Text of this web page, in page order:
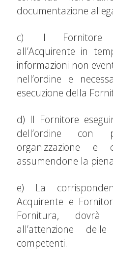
documentazione
c) Il Fornitore
all’Acquirente in
informazioni non
nell’ordine e
esecuzione della
d) Il Fornitore
dell’ordine con
organizzazione e
assumendone la
e) La
Acquirente e
Fornitura, dovrà
all’attenzione
competenti.